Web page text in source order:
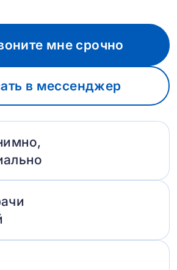
мне срочно
в мессенджер